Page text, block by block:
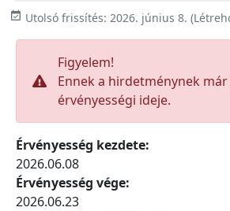
event_available Utolsó frissítés: 2026. június 8.
Figyelem!
Ennek a hirdetménynek
érvényességi ideje.
Érvényesség kezdete:
2026.06.08
Érvényesség vége:
2026.06.23